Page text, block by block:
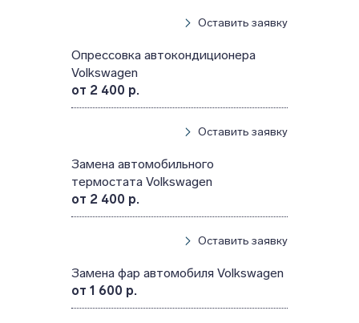
Оставить заявку
Опрессовка автокондиционера
Volkswagen
от 2 400 р.
Оставить заявку
Замена автомобильного
термостата Volkswagen
от 2 400 р.
Оставить заявку
Замена фар автомобиля Volkswagen
от 1 600 р.